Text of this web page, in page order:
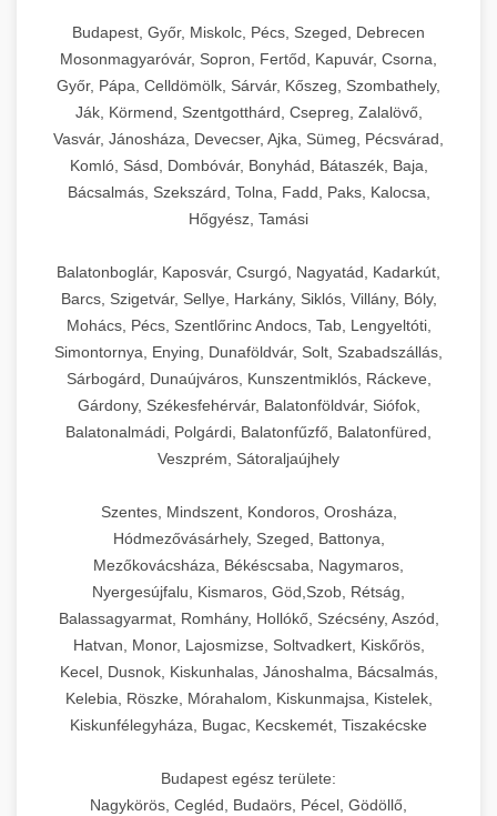
Budapest, Győr, Miskolc, Pécs, Szeged, Debrecen
Mosonmagyaróvár, Sopron, Fertőd, Kapuvár, Csorna,
Győr, Pápa, Celldömölk, Sárvár, Kőszeg, Szombathely,
Ják, Körmend, Szentgotthárd, Csepreg, Zalalövő,
Vasvár, Jánosháza, Devecser, Ajka, Sümeg, Pécsvárad,
Komló, Sásd, Dombóvár, Bonyhád, Bátaszék, Baja,
Bácsalmás, Szekszárd, Tolna, Fadd, Paks, Kalocsa,
Hőgyész, Tamási
Balatonboglár, Kaposvár, Csurgó, Nagyatád, Kadarkút,
Barcs, Szigetvár, Sellye, Harkány, Siklós, Villány, Bóly,
Mohács, Pécs, Szentlőrinc Andocs, Tab, Lengyeltóti,
Simontornya, Enying, Dunaföldvár, Solt, Szabadszállás,
Sárbogárd, Dunaújváros, Kunszentmiklós, Ráckeve,
Gárdony, Székesfehérvár, Balatonföldvár, Siófok,
Balatonalmádi, Polgárdi, Balatonfűzfő, Balatonfüred,
Veszprém, Sátoraljaújhely
Szentes, Mindszent, Kondoros, Orosháza,
Hódmezővásárhely, Szeged, Battonya,
Mezőkovácsháza, Békéscsaba, Nagymaros,
Nyergesújfalu, Kismaros, Göd,Szob, Rétság,
Balassagyarmat, Romhány, Hollókő, Szécsény, Aszód,
Hatvan, Monor, Lajosmizse, Soltvadkert, Kiskőrös,
Kecel, Dusnok, Kiskunhalas, Jánoshalma, Bácsalmás,
Kelebia, Röszke, Mórahalom, Kiskunmajsa, Kistelek,
Kiskunfélegyháza, Bugac, Kecskemét, Tiszakécske
Budapest egész területe:
Nagykörös, Cegléd, Budaörs, Pécel, Gödöllő,